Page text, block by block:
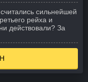
сильнейшей
рейха и
действовали? За